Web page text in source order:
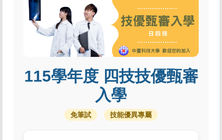
115學年度 四技技優甄審
入學
免筆試 技能優異專屬